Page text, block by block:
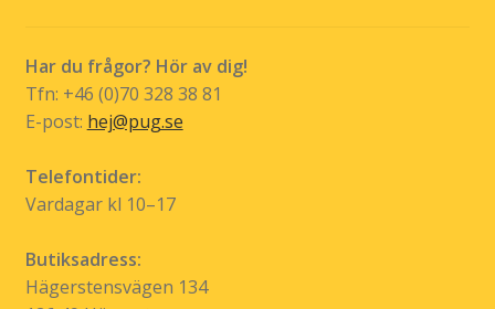
Har du frågor? Hör av dig!
Tfn: +46 (0)70 328 38 81
E-post: hej@pug.se
Telefontider:
Vardagar kl 10–17
Butiksadress:
Hägerstensvägen 134